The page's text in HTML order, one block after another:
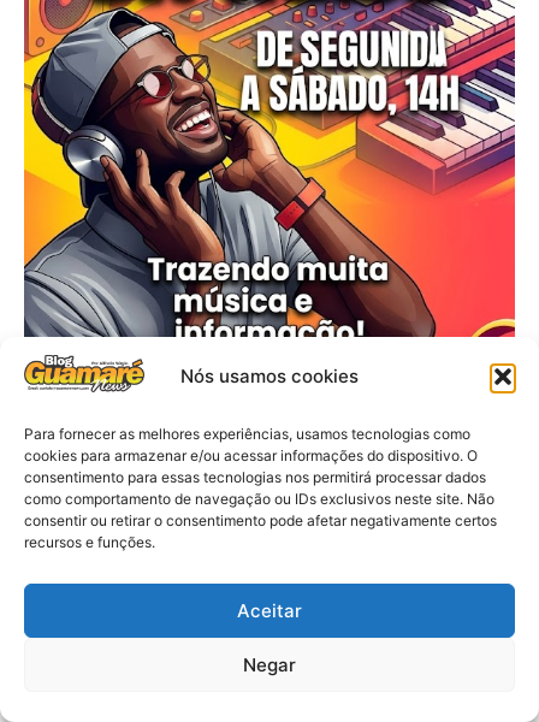
Nós usamos cookies
Para fornecer as melhores experiências, usamos tecnologias como
cookies para armazenar e/ou acessar informações do dispositivo. O
consentimento para essas tecnologias nos permitirá processar dados
como comportamento de navegação ou IDs exclusivos neste site. Não
consentir ou retirar o consentimento pode afetar negativamente certos
recursos e funções.
Aceitar
Negar